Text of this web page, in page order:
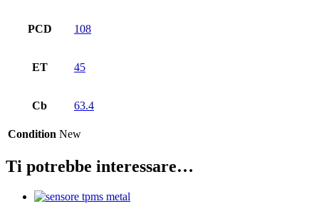
PCD 108
ET 45
Cb 63.4
Condition New
Ti potrebbe interessare…